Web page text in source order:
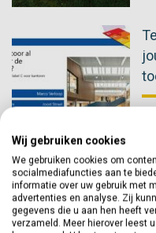
Het verhaal van
Wij gebruiken cookies
We gebruiken cookies om
socialmediafuncties aan te
informatie over uw gebruik met
advertenties en analyse. Zij
gegevens die u aan hen heeft
verzameld. Meer hierover leest